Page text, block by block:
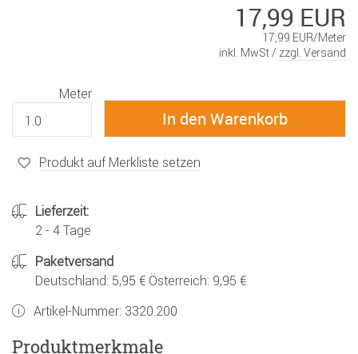
17,99 EUR
17,99 EUR/Meter
inkl. MwSt / zzgl. Versand
Meter
Produkt auf Merkliste setzen
Lieferzeit:
2 - 4 Tage
Paketversand
Deutschland: 5,95 € Österreich: 9,95 €
Artikel-Nummer: 3320.200
Produktmerkmale